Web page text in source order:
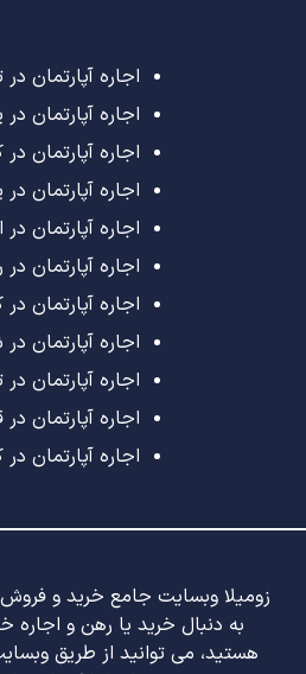
اجاره آپارتمان در
اجاره آپارتمان در
اجاره آپارتمان
اجاره آپارتمان در
اجاره آپارتمان
اجاره آپارتمان
اجاره آپارتمان
اجاره آپارتمان در
اجاره آپارتمان در
اجاره آپارتمان
اجاره آپارتمان
زومیلا وبسایت جامع خرید و فروش
به دنبال خرید یا رهن و اجاره
هستید، می توانید از طریق